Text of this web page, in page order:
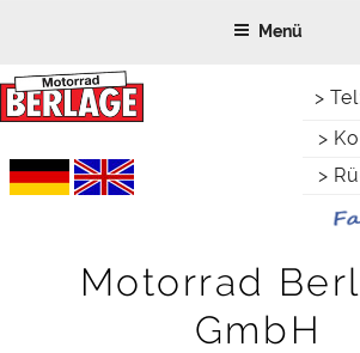
springen
>
>
>
Motorrad
GmbH
Menü